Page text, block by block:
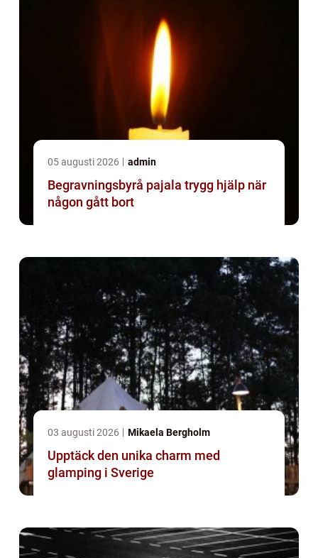
05 augusti 2026 admin
Begravningsbyrå pajala trygg hjälp när
någon gått bort
03 augusti 2026 Mikaela Bergholm
Upptäck den unika charm med
glamping i Sverige